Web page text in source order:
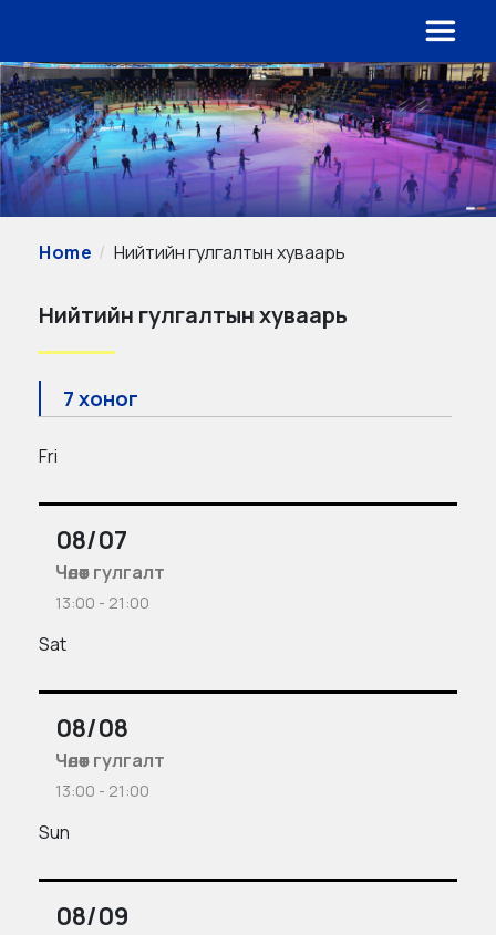
Home Нийтийн гулгалтын хуваарь
Нийтийн гулгалтын хуваарь
7 хоног
Fri
08/07
Чөлөөт гулгалт
13:00 - 21:00
Sat
08/08
Чөлөөт гулгалт
13:00 - 21:00
Sun
08/09